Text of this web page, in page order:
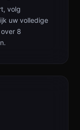
volg
uw volledige
8